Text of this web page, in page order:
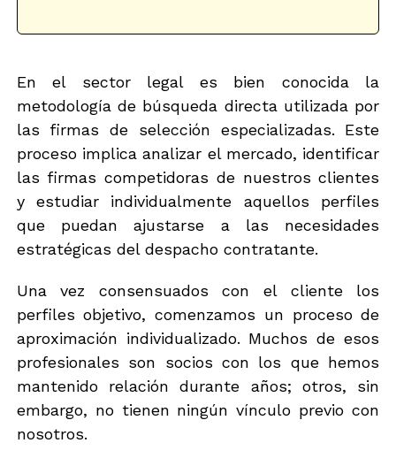
c
n
i
c
o
*
r
-
b
l
o
g
r
o
e
c
ó
n
e
e
c
r
En el sector legal es bien conocida la
metodología de búsqueda directa utilizada por
las firmas de selección especializadas. Este
proceso implica analizar el mercado, identificar
las firmas competidoras de nuestros clientes
y estudiar individualmente aquellos perfiles
que puedan ajustarse a las necesidades
estratégicas del despacho contratante.
Una vez consensuados con el cliente los
perfiles objetivo, comenzamos un proceso de
aproximación individualizado. Muchos de esos
profesionales son socios con los que hemos
mantenido relación durante años; otros, sin
embargo, no tienen ningún vínculo previo con
nosotros.